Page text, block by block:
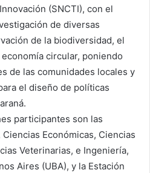
(SNCTI), con el
de diversas
de la biodiversidad, el
circular, poniendo
de las comunidades locales y
el diseño de políticas
participantes son las
Económicas, Ciencias
Veterinarias, e Ingeniería,
Aires (UBA), y la Estación